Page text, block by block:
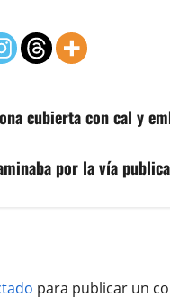
cubierta con cal y
por la vía
para publicar un